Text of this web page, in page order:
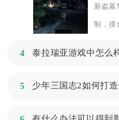
新盗墓
制，摸
4
5